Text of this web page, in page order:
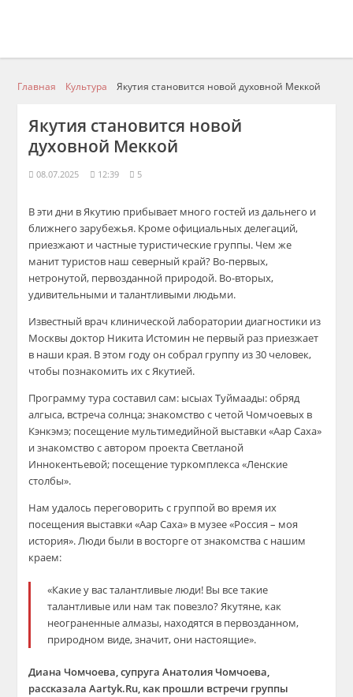
Главная Культура Якутия становится новой духовной Меккой
Якутия становится новой
духовной Меккой
08.07.2025 12:39 5
В эти дни в Якутию прибывает много гостей из дальнего и
ближнего зарубежья. Кроме официальных делегаций,
приезжают и частные туристические группы. Чем же
манит туристов наш северный край? Во-первых,
нетронутой, первозданной природой. Во-вторых,
удивительными и талантливыми людьми.
Известный врач клинической лаборатории диагностики из
Москвы доктор Никита Истомин не первый раз приезжает
в наши края. В этом году он собрал группу из 30 человек,
чтобы познакомить их с Якутией.
Программу тура составил сам: ысыах Туймаады: обряд
алгыса, встреча солнца; знакомство с четой Чомчоевых в
Кэнкэмэ; посещение мультимедийной выставки «Аар Саха»
и знакомство с автором проекта Светланой
Иннокентьевой; посещение туркомплекса «Ленские
столбы».
Нам удалось переговорить с группой во время их
посещения выставки «Аар Саха» в музее «Россия – моя
история». Люди были в восторге от знакомства с нашим
краем:
«Какие у вас талантливые люди! Вы все такие
талантливые или нам так повезло? Якутяне, как
неограненные алмазы, находятся в первозданном,
природном виде, значит, они настоящие».
Диана Чомчоева, супруга Анатолия Чомчоева,
рассказала Aartyk.Ru, как прошли встречи группы